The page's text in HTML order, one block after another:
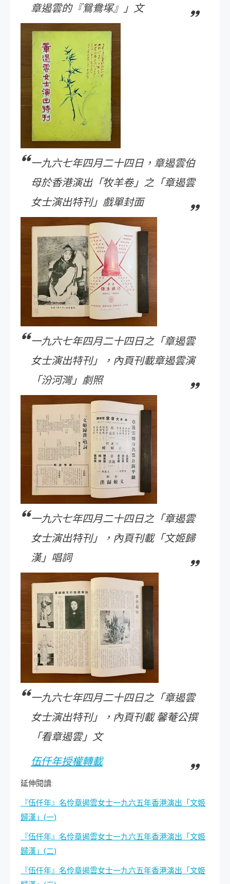
章遏雲的『鴛鴦塚』」文
一九六七年四月二十四日，章遏雲伯
母於香港演出「牧羊卷」之「章遏雲
女士演出特刊」戲單封面
一九六七年四月二十四日之「章遏雲
女士演出特刊」，內頁刊載章遏雲演
「汾河灣」劇照
一九六七年四月二十四日之「章遏雲
女士演出特刊」，內頁刊載「文姬歸
漢」唱詞
一九六七年四月二十四日之「章遏雲
女士演出特刊」，內頁刊載 馨菴公撰
「看章遏雲」文
伍仟年授權轉載
延伸閱讀:
『伍仟年』名伶章遏雲女士一九六五年香港演出「文姬
歸漢」 (一)
『伍仟年』名伶章遏雲女士一九六五年香港演出「文姬
歸漢」 (二)
『伍仟年』名伶章遏雲女士一九六五年香港演出「文姬